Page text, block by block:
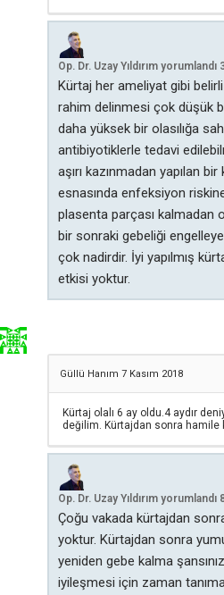
Op. Dr. Uzay Yıldırım yorumlandı
Kürtaj her ameliyat gibi
rahim delinmesi çok düşük
daha yüksek bir olasılığa
antibiyotiklerle tedavi
aşırı kazınmadan yapılan
esnasında enfeksiyon
plasenta parçası kalmadan
bir sonraki gebeliği
çok nadirdir. İyi yapılmış
etkisi yoktur.
Güllü Hanım 7 Kasım 2018
Kürtaj olalı 6 ay oldu.4 aydır
değilim. Kürtajdan sonra hamile
Op. Dr. Uzay Yıldırım yorumlandı
Çoğu vakada kürtajdan
yoktur. Kürtajdan sonra
yeniden gebe kalma
iyileşmesi için zaman